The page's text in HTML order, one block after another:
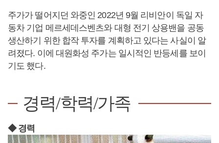
주가가 떨어지던 와중인 2022년 9월 리비안이 독일 자
동차 기업 메르세데스벤츠와 대형 전기 상용밴을 공동
생산하기 위한 합작 투자를 계획하고 있다는 사실이 알
려졌다. 이에 대원화성 주가는 일시적인 반등세를 보이
기도 했다.
경력/학력/가족
◆ 경력